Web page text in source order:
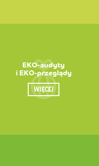
EKO-audyty
i EKO-przeglądy
WIĘCEJ